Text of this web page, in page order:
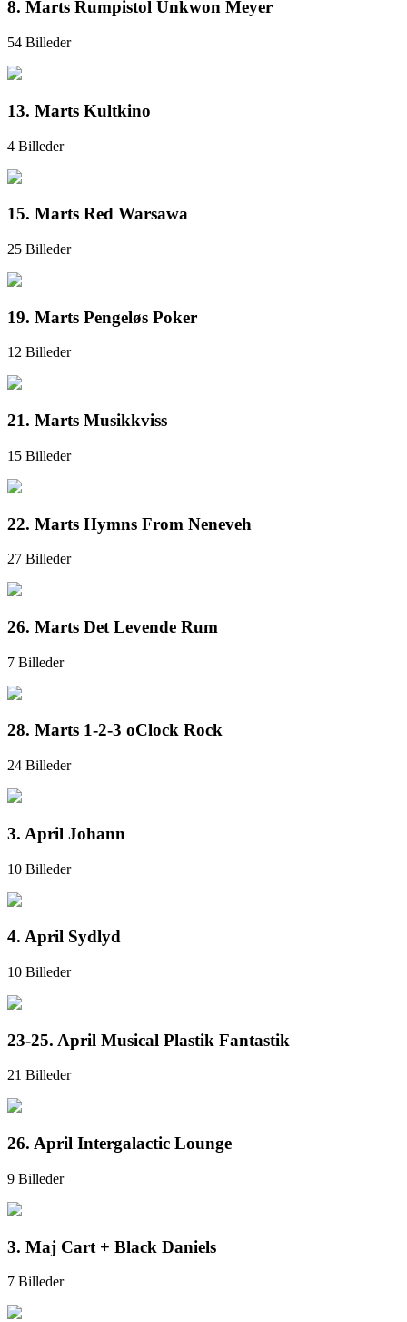
8. Marts Rumpistol Unkwon Meyer
54 Billeder
13. Marts Kultkino
4 Billeder
15. Marts Red Warsawa
25 Billeder
19. Marts Pengeløs Poker
12 Billeder
21. Marts Musikkviss
15 Billeder
22. Marts Hymns From Neneveh
27 Billeder
26. Marts Det Levende Rum
7 Billeder
28. Marts 1-2-3 oClock Rock
24 Billeder
3. April Johann
10 Billeder
4. April Sydlyd
10 Billeder
23-25. April Musical Plastik Fantastik
21 Billeder
26. April Intergalactic Lounge
9 Billeder
3. Maj Cart + Black Daniels
7 Billeder